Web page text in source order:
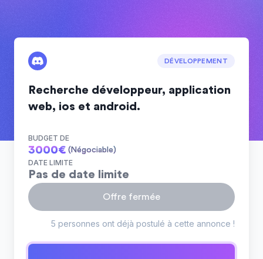
DÉVELOPPEMENT
Recherche développeur, application
web, ios et android.
BUDGET DE
3000€ (Négociable)
DATE LIMITE
Pas de date limite
Offre fermée
5 personnes ont déjà postulé à cette annonce !